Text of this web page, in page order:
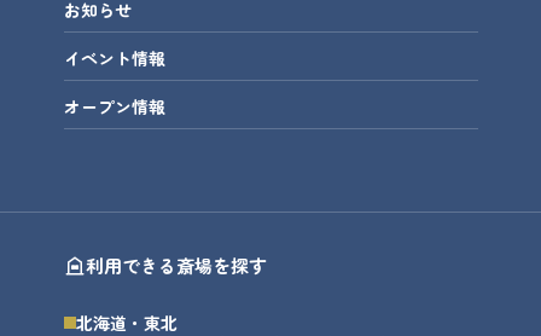
お知らせ
イベント情報
オープン情報
利用できる斎場を探す
北海道・東北